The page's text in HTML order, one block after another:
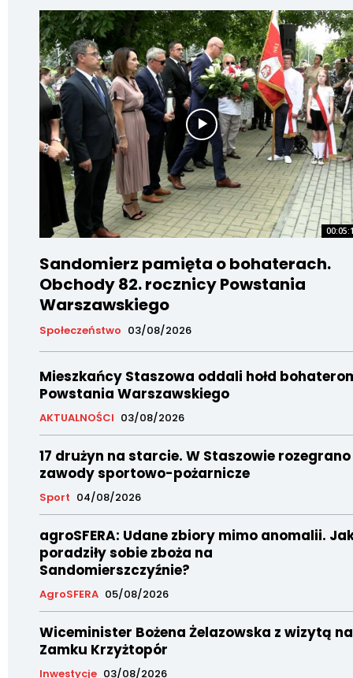
Sandomierz pamięta o bohaterach.
Obchody 82. rocznicy Powstania
Warszawskiego
Społeczeństwo 03/08/2026
Mieszkańcy Staszowa oddali hołd
Powstania Warszawskiego
AKTUALNOŚCI 03/08/2026
17 drużyn na starcie. W Staszowie rozegrano
zawody sportowo-pożarnicze
Sport 04/08/2026
agroSFERA: Udane zbiory mimo anomalii.
poradziły sobie zboża na
Sandomierszczyźnie?
AgroSFERA 05/08/2026
Wiceminister Bożena Żelazowska z wizytą na
Zamku Krzyżtopór
Inwestycje 03/08/2026